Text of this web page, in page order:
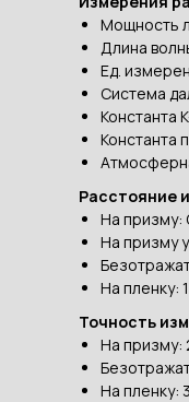
Мощность
Длина
Ед.
Система
Константа
Константа
Расстояние
На призму:
На призму
На пленку:
Точность
На призму:
На пленку: